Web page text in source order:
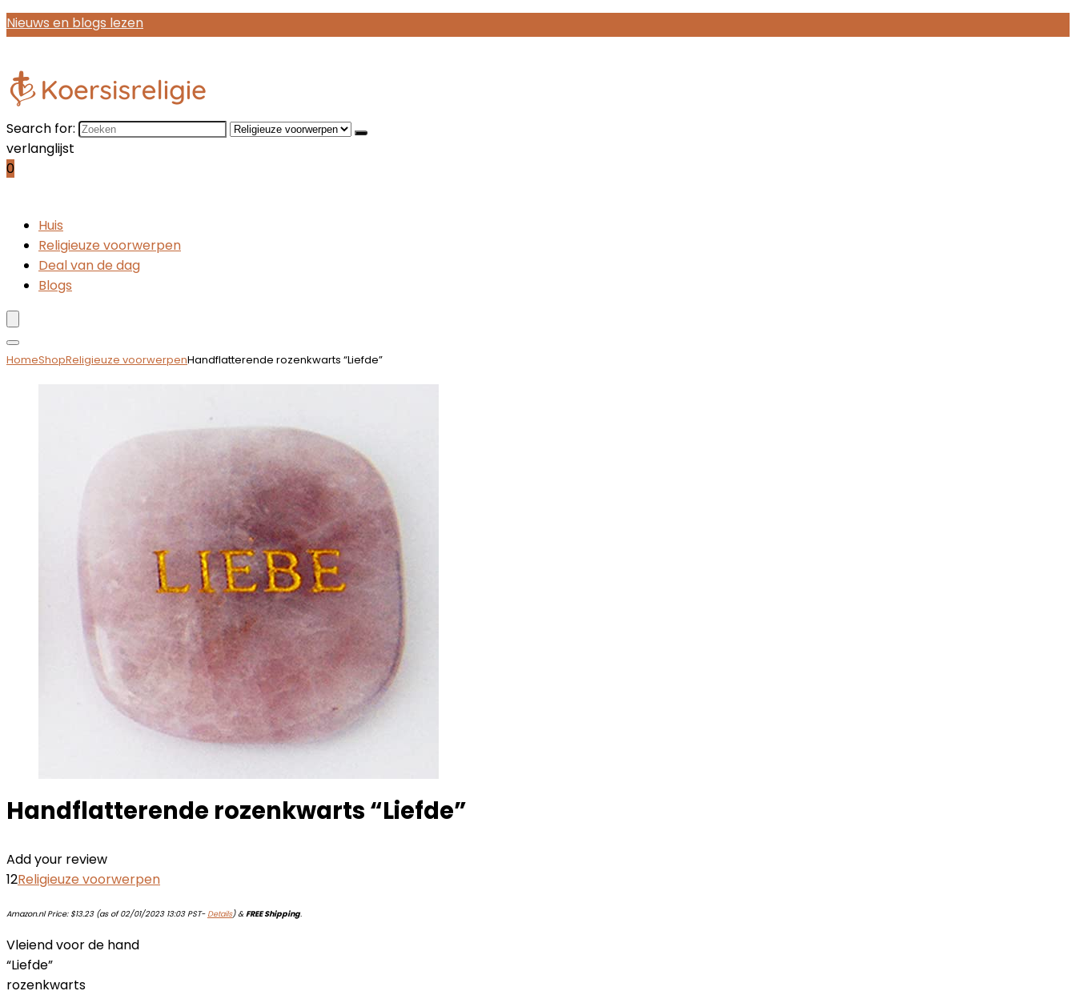
Nieuws en blogs lezen
Search for:
verlanglijst
0
Huis
Religieuze voorwerpen
Deal van de dag
Blogs
HomeShopReligieuze voorwerpenHandflatterende rozenkwarts “Liefde”
Handflatterende rozenkwarts “Liefde”
Add your review
12Religieuze voorwerpen
Amazon.nl Price: $13.23(as of 02/01/2023 13:03 PST-Details)&FREE Shipping.
Vleiend voor de hand
“Liefde”
rozenkwarts